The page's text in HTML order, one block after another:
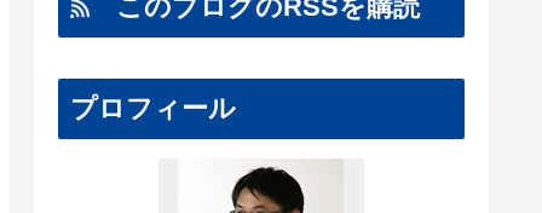
このブログのRSSを購読
プロフィール